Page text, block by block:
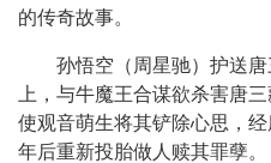
的传奇故事。
孙悟空（周星驰）护送
上，与牛魔王合谋欲杀害唐
使观音萌生将其铲除心思，
年后重新投胎做人赎其罪孽。